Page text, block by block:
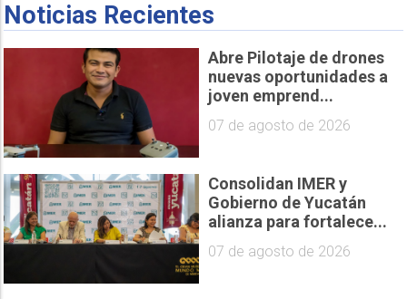
Noticias Recientes
Abre Pilotaje de drones
nuevas oportunidades a
joven emprend...
07 de agosto de 2026
Consolidan IMER y
Gobierno de Yucatán
alianza para fortalece...
07 de agosto de 2026